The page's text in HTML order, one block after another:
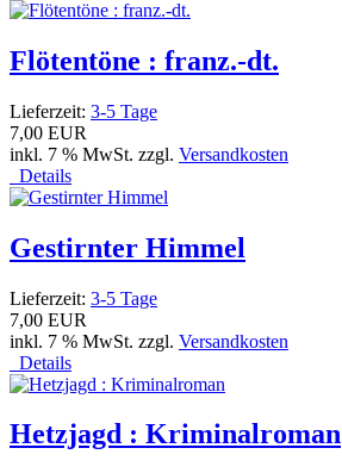
Flötentöne : franz.-dt.
Lieferzeit: 3-5 Tage
7,00 EUR
inkl. 7 % MwSt. zzgl. Versandkosten
Details
Gestirnter Himmel
Lieferzeit: 3-5 Tage
7,00 EUR
inkl. 7 % MwSt. zzgl. Versandkosten
Details
Hetzjagd : Kriminalroman